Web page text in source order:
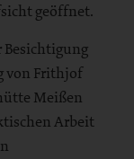
geöffnet.
Besichtigung
von Frithjof
Meißen
Arbeit